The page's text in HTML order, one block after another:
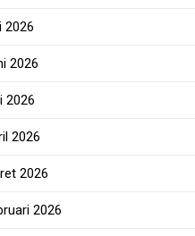
Buku Simi
2026
2026
2026
2026
2026
2026